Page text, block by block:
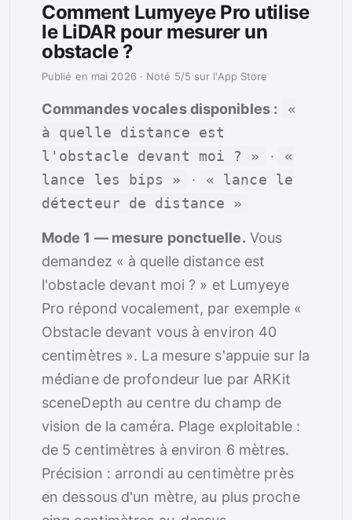
Comment Lumyeye Pro utilise
le LiDAR pour mesurer un
obstacle ?
Publié en mai 2026 · Noté 5/5 sur l'App Store
Commandes vocales disponibles :
«
à quelle distance est
l'obstacle devant moi ? »
·
«
lance les bips »
·
« lance le
détecteur de distance »
Mode 1 — mesure ponctuelle. Vous
demandez « à quelle distance est
l'obstacle devant moi ? » et Lumyeye
Pro répond vocalement, par exemple «
Obstacle devant vous à environ 40
centimètres ». La mesure s'appuie sur la
médiane de profondeur lue par ARKit
sceneDepth au centre du champ de
vision de la caméra. Plage exploitable :
de 5 centimètres à environ 6 mètres.
Précision : arrondi au centimètre près
en dessous d'un mètre, au plus proche